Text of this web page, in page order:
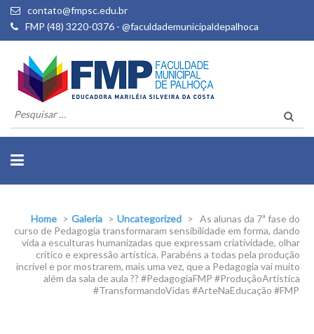
contato@fmpsc.edu.br
FMP (48) 3220-0376 - @faculdademunicipaldepalhoca
Pesquisar
por:
Home > Galeria > Uncategorized > As alunas da 7ª fase do
curso de Pedagogia transformaram sensibilidade em forma, dando
vida a esculturas humanizadas que expressam criatividade, olhar
crítico e expressão artística. Parabéns a todas pela produção
incrível e por mostrarem, mais uma vez, que a Pedagogia vai muito
além da sala de aula ?? #PedagogiaFMP #ProduçãoArtística
#TransformandoVidas #ArteNaEducação #FMP